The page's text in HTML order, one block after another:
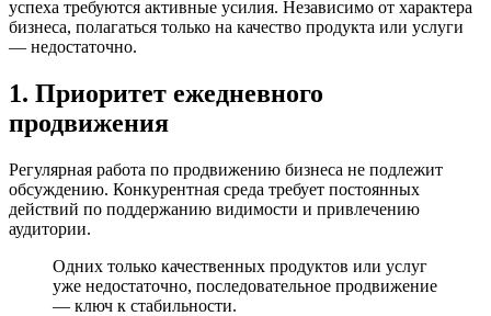
успеха требуются активные усилия. Независимо от характера
бизнеса, полагаться только на качество продукта или услуги
— недостаточно.
1. Приоритет ежедневного
продвижения
Регулярная работа по продвижению бизнеса не подлежит
обсуждению. Конкурентная среда требует постоянных
действий по поддержанию видимости и привлечению
аудитории.
Одних только качественных продуктов или услуг
уже недостаточно, последовательное продвижение
— ключ к стабильности.